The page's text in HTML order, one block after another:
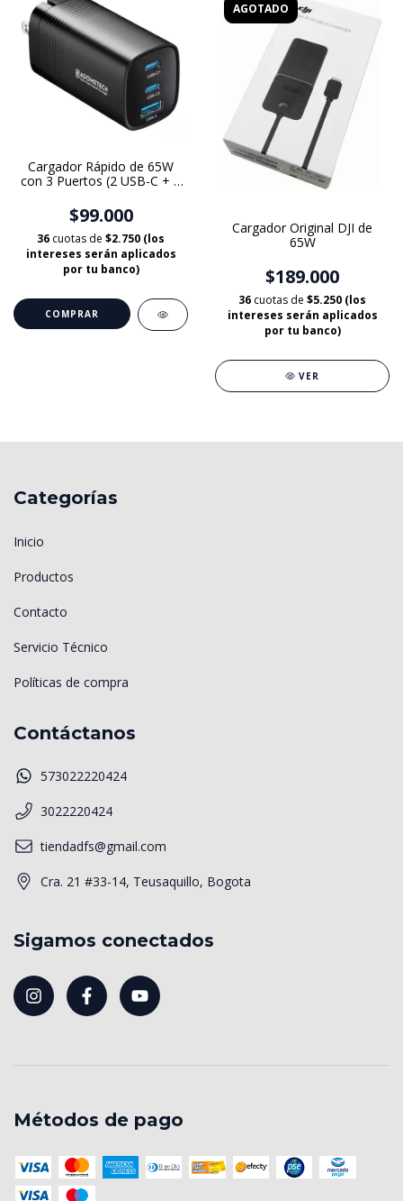
Cargador Rápido de 65W
con 3 Puertos (2 USB-C + 1
Drones, Móviles, Tablets y
Laptops
$99.000
36 cuotas de $2.750 (los
intereses serán aplicados
por tu banco)
AGOTADO
Cargador Original DJI de
65W
$189.000
36 cuotas de $5.250 (los
intereses serán aplicados
por tu banco)
VER
Categorías
Inicio
Productos
Contacto
Servicio Técnico
Políticas de compra
Contáctanos
573022220424
3022220424
tiendadfs@gmail.com
Cra. 21 #33-14, Teusaquillo, Bogota
Sigamos conectados
Métodos de pago